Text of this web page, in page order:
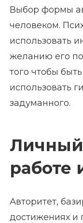
Выбор формы
человеком.
использовать
желанию его
того чтобы
использовать
задуманного.
Личный
работе
Авторитет,
достижениях и